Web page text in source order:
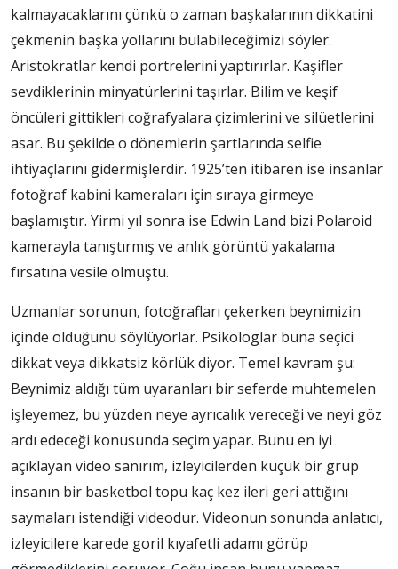
kalmayacaklarını çünkü o zaman başkalarının dikkatini
çekmenin başka yollarını bulabileceğimizi söyler.
Aristokratlar kendi portrelerini yaptırırlar. Kaşifler
sevdiklerinin minyatürlerini taşırlar. Bilim ve keşif
öncüleri gittikleri coğrafyalara çizimlerini ve silüetlerini
asar. Bu şekilde o dönemlerin şartlarında selfie
ihtiyaçlarını gidermişlerdir. 1925’ten itibaren ise insanlar
fotoğraf kabini kameraları için sıraya girmeye
başlamıştır. Yirmi yıl sonra ise Edwin Land bizi Polaroid
kamerayla tanıştırmış ve anlık görüntü yakalama
fırsatına vesile olmuştu.
Uzmanlar sorunun, fotoğrafları çekerken beynimizin
içinde olduğunu söylüyorlar. Psikologlar buna seçici
dikkat veya dikkatsiz körlük diyor. Temel kavram şu:
Beynimiz aldığı tüm uyaranları bir seferde muhtemelen
işleyemez, bu yüzden neye ayrıcalık vereceği ve neyi göz
ardı edeceği konusunda seçim yapar. Bunu en iyi
açıklayan video sanırım, izleyicilerden küçük bir grup
insanın bir basketbol topu kaç kez ileri geri attığını
saymaları istendiği videodur. Videonun sonunda anlatıcı,
izleyicilere karede goril kıyafetli adamı görüp